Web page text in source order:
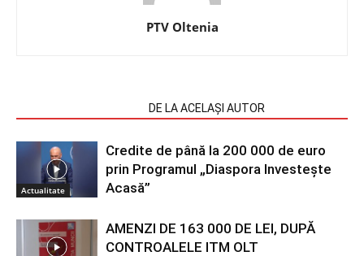
PTV Oltenia
DE LA ACELAȘI AUTOR
Actualitate
Credite de până la 200 000 de euro
prin Programul „Diaspora Investește
Acasă”
AMENZI DE 163 000 DE LEI, DUPĂ
CONTROALELE ITM OLT